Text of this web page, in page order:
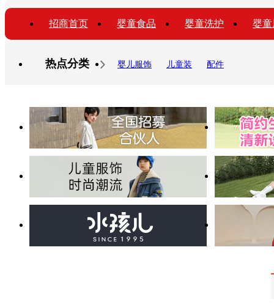
招商首页 婴童食品 婴童洗护 婴
热点分类 婴儿服饰 儿童装 配件